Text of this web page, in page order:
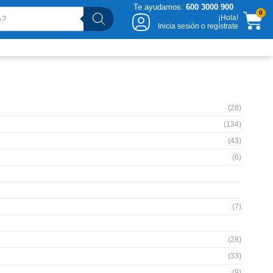
Te ayudamos: 600 3000 900
¡Hola!
Inicia sesión o regístrate
0
(28)
(134)
(43)
(6)
(7)
(28)
(33)